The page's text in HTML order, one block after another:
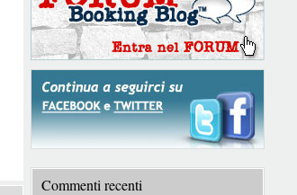
Commenti recenti